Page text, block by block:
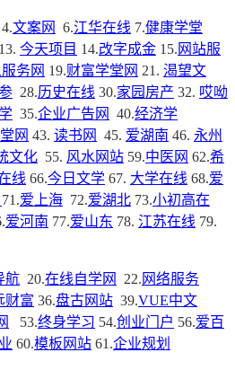
4.文案网 6.江华在线 7.健康学堂
13. 今天项目 14.改字成金 15. 网站服
务网 19.财富学堂网 21. 渴望文
28.历史在线 30.家园房产 32. 哎呦
35.企业广告网 40.经济学
网 43. 读书网 45. 爱湖南 46. 永州
文化 55. 风水网站 59.中医网 62.希
线 66.今日文学 67. 大学在线 68.爱
71.爱上海 72.爱湖北 73.小初高在
爱河南 77.爱山东 78. 江苏在线 79.
航 20.在线自学网 22. 网络服务
财富 36.盘古网站 39.VUE中文
53.终身学习 54.创业门户 56.爱百
60.模板网站 61.企业规划